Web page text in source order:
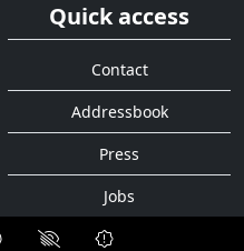
Quick access
Contact
Addressbook
Press
Jobs